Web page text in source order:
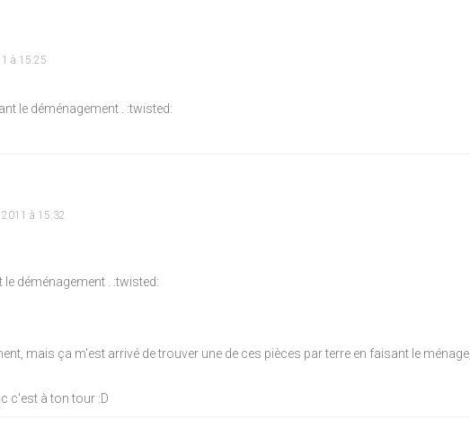
à 15:25
le déménagement . :twisted:
2011 à 15:32
déménagement . :twisted:
mais ça m'est arrivé de trouver une de ces pièces par terre en faisant le ménage,
c'est à ton tour :D